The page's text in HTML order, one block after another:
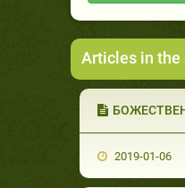
Articles in the
БОЖЕСТВЕННОЕ
2019-01-06